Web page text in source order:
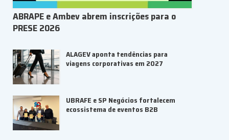
ABRAPE e Ambev abrem inscrições para o
PRESE 2026
ALAGEV aponta tendências para
viagens corporativas em 2027
UBRAFE e SP Negócios fortalecem
ecossistema de eventos B2B